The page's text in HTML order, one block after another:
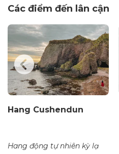
Các điểm đến lân cận
Hang Cushendun
Hang động tự nhiên kỳ lạ